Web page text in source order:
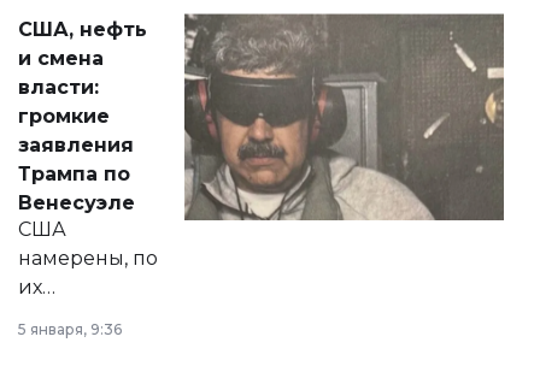
актуальных тем —
от слухов о
политических
реформах до
вопросов армии,
экономики и
личного здоровья.
США, нефть
и смена
власти:
громкие
заявления
Трампа по
Венесуэле
США
намерены, по
их
принести
5 января, 9:36